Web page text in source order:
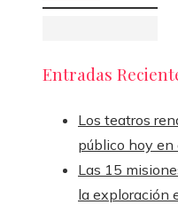
Entradas
Los teatros
público hoy en
Las 15
la exploración